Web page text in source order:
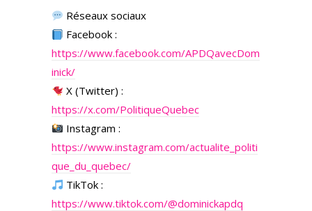
Réseaux sociaux
Facebook :
https://www.facebook.com/APDQavecDom
inick/
X (Twitter) :
https://x.com/PolitiqueQuebec
Instagram :
https://www.instagram.com/actualite_politi
que_du_quebec/
TikTok :
https://www.tiktok.com/@dominickapdq